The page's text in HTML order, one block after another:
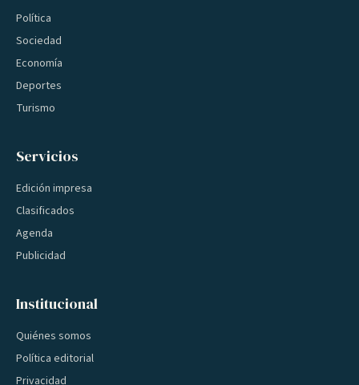
Política
Sociedad
Economía
Deportes
Turismo
Servicios
Edición impresa
Clasificados
Agenda
Publicidad
Institucional
Quiénes somos
Política editorial
Privacidad